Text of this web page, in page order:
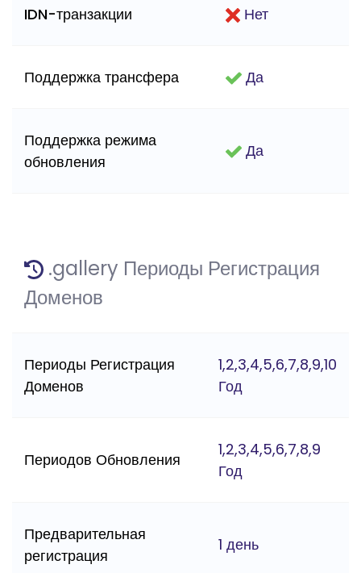
IDN-транзакции Нет
Поддержка трансфера Да
Поддержка режима
обновления
Да
.gallery Периоды Регистрация
Доменов
Периоды Регистрация
Доменов
1,2,3,4,5,6,7,8,9,10
Год
Периодов Обновления
1,2,3,4,5,6,7,8,9
Год
Предварительная
регистрация
1 день